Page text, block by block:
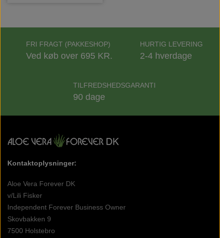
FRI FRAGT (PAKKESHOP)
Ved køb over 695 KR.
HURTIG LEVERING
2-4 hverdage
TILFREDSHEDSGARANTI
90 dage
Kontaktoplysninger:
Aloe Vera Forever DK
v/Lili Fisker
Independent Forever Business Owner
Skovbakken 9
7500 Holstebro